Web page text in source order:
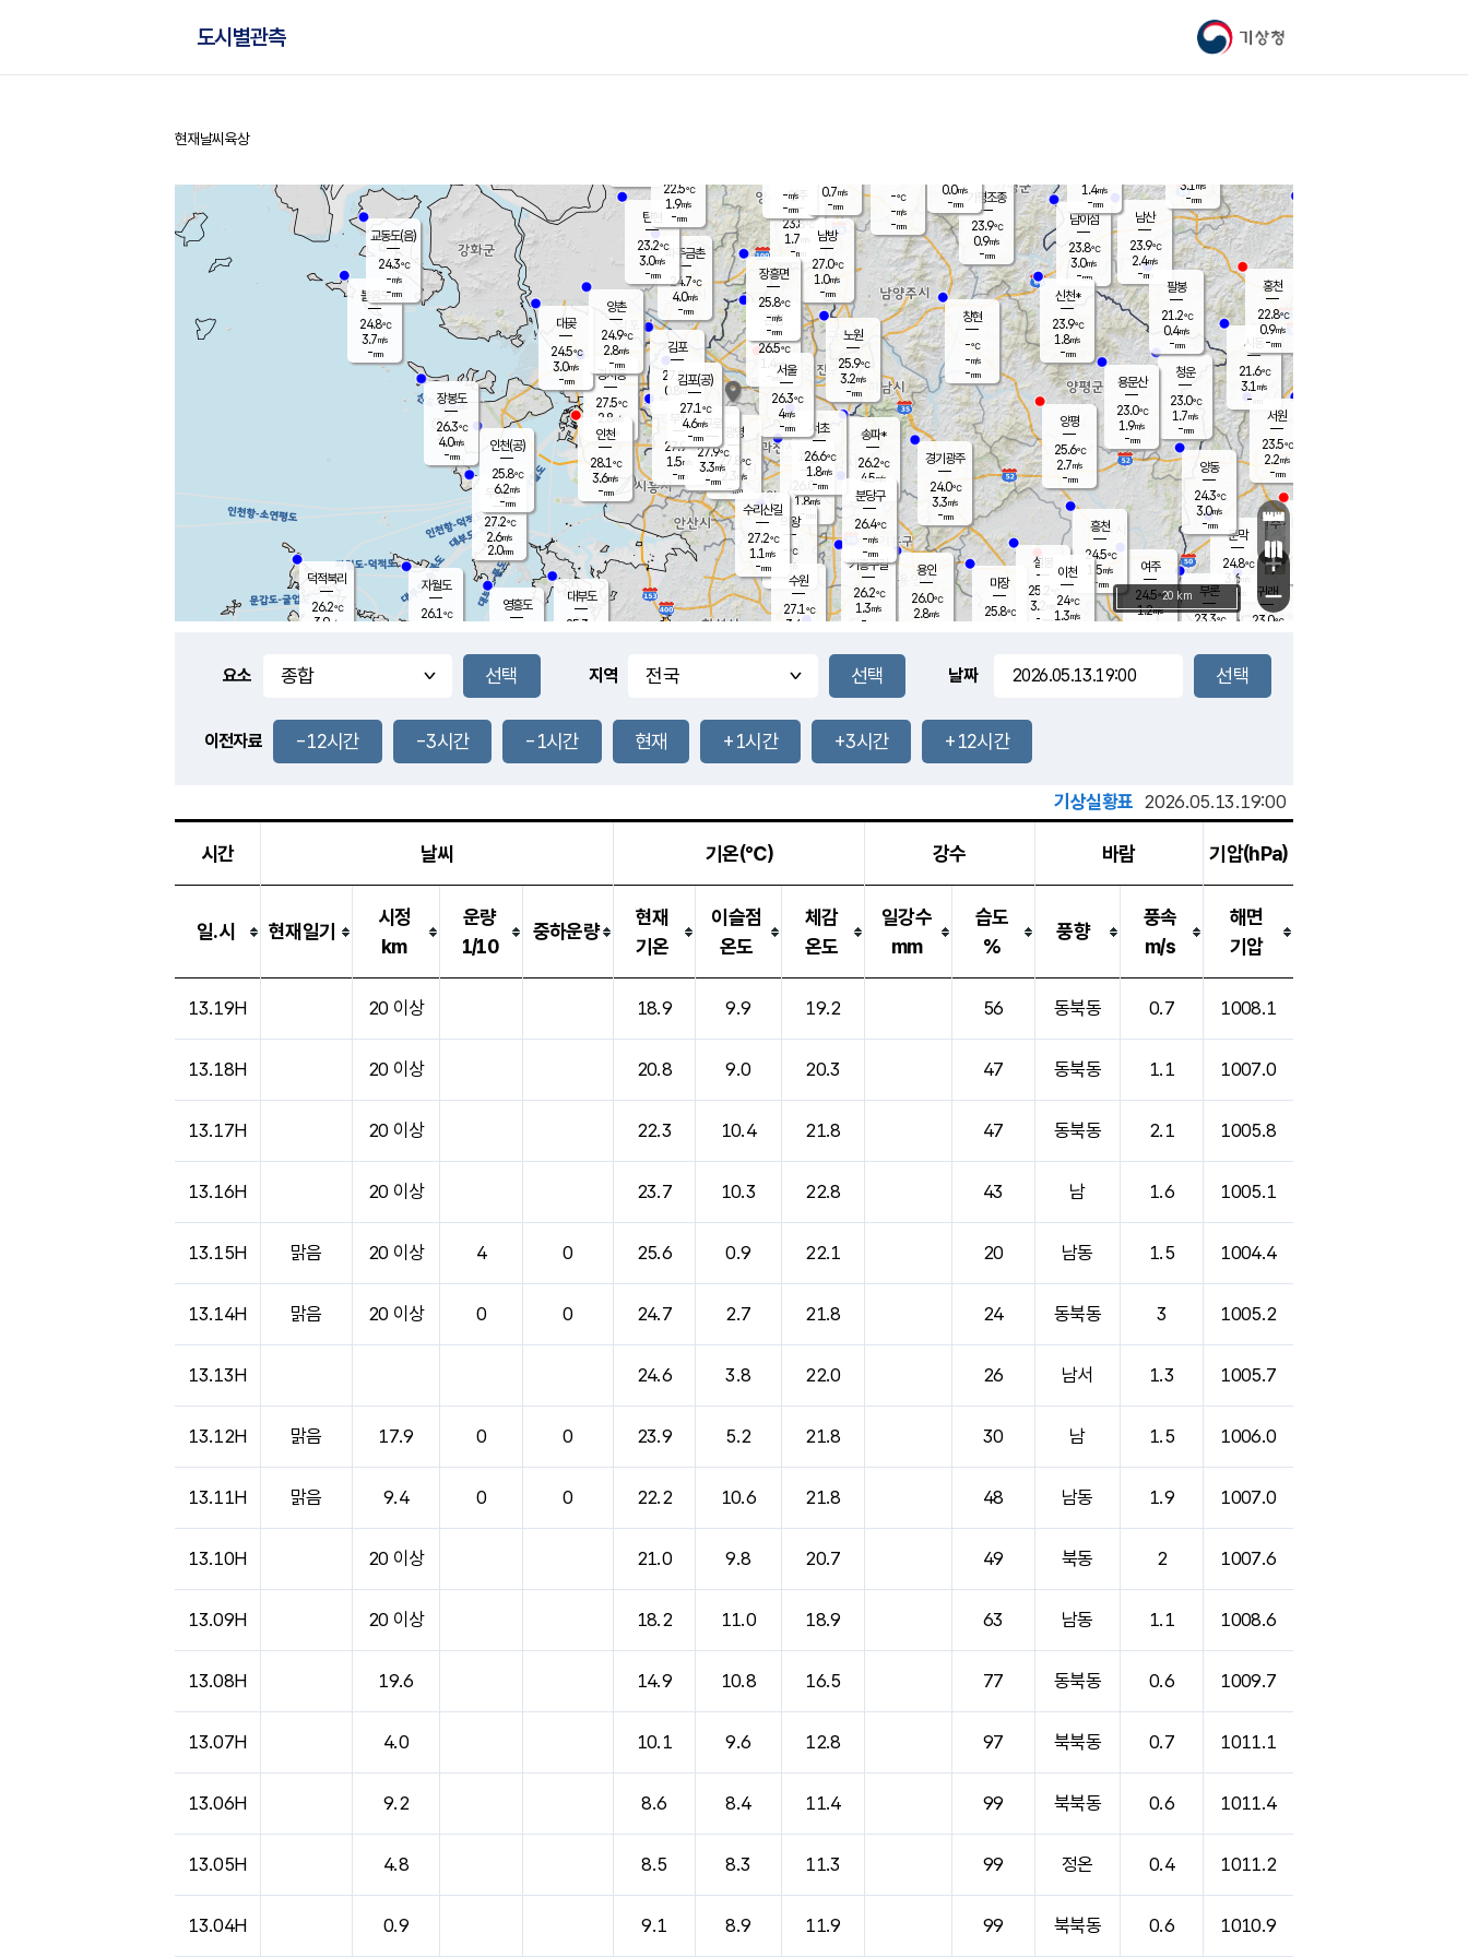
기상청
도시별관측
홈
현재날씨 육상
풍도
3.1m/s
0.5
문막
24.8℃
3.6m/s
mm
남이섬
23.8℃
3.0m/s
-mm
무의도
27.2℃
2.6m/s
2.0mm
영흥도
볼음도
24.8℃
3.7m/s
-mm
자월도
26.1℃
양주
23.8℃
1.7
-mm
부론
23.3℃
과천
26.0℃
1.8m/s
- mm
남산
23.9℃
2.4m/s
-mm
장봉도
26.3℃
4.0m/s
-mm
9.0mm
청운
23.0℃
1.7m/s
-mm
팔봉
21.2℃
0.4m/s
-mm
-mm
용인
26.0℃
2.8m/s
여주
24.5℃
1.2m/s
양동
24.3℃
3.0m/s
-mm
경기광주
24.0℃
3.3m/s
-mm
장호원
1.4m/s
-mm
25.4
℃
대부도
25.3
-
경서동
27.5℃
2.8 m/s
-mm
파주금촌
24.7℃
4.0m/s
-mm
가평조종
23.9℃
0.9m/s
-mm
-℃
-m/s
-mm
대곶
24.5℃
3.0m/s
-mm
신천*
23.9℃
1.8m/s
-mm
창현
-℃
-m/s
-mm
탄현
23.2℃
3.0m/s
-mm
0.0m/s
-mm
25.9℃
1.2m/s
-mm
흥천
24.5℃
1.5m/s
-mm
마장
25.8℃
의왕
- ℃
m/s
mm
김포
27.0℃
0.8 m/s
mm
설봉
25.2
3.2
- mm
광명
27.8 ℃
2.3 m/s
-mm
부천
27.9℃
1.5m/s
-mm
-mm
양촌
24.9℃
2.8m/s
-mm
구로
27.9℃
3.3m/s
-mm
은평
26.5℃
1.4 m/s
- mm
노원
25.9℃
3.2m/s
-mm
송파*
26.2℃
4.5m/s
-mm
서초
26.6℃
1.8m/s
-mm
남방
27.0℃
1.0m/s
-mm
기흥구갈
26.2℃
1.3m/s
-
수리산길
27.2℃
1.1 m/s
-mm
분당구
26.4℃
-m/s
-mm
장흥면
25.8℃
-m/s
-mm
-m/s
-mm
시동
21.6℃
3.1 m/s
- mm
귀래
23.0℃
서원
23.5℃
2.2m/s
-mm
용문산
23.0℃
1.9m/s
-mm
덕적북리
26.2℃
3.9m/s
인천(공)
25.8℃
6.2m/s
-mm
김포(공)
27.1℃
4.6m/s
-mm
교동도(음)
24.3℃
-m/s
-mm
홍천
22.8℃
0.9m/s
-mm
이천
24℃
1.3m/s
양평
25.6℃
2.7m/s
-mm
수원
27.1℃
3.4 m/s
인천
28.1℃
3.6m/s
-mm
서울
26.3℃
4m/s
-mm
3.1 m/s
-mm
22.5℃
1.9m/s
-mm
0.7m/s
-mm
+
−
20 km
요소 지역 날짜
이전자료 -12시간 -3시간 -1시간 현재 +1시간 +3시간 +12시간
기상실황표 2026.05.13.19:00
시간 날씨 기온(℃) 강수 바람 기압(hPa)
일.시 현재일기
시정
km
운량
1/10
중하운량
현재
기온
이슬점
온도
체감
온도
일강수
mm
습도
%
풍향
풍속
m/s
해면
기압
13.19H 20 이상 18.9 9.9 19.2 56 동북동 0.7 1008.1
13.18H 20 이상 20.8 9.0 20.3 47 동북동 1.1 1007.0
13.17H 20 이상 22.3 10.4 21.8 47 동북동 2.1 1005.8
13.16H 20 이상 23.7 10.3 22.8 43 남 1.6 1005.1
13.15H 맑음 20 이상 4 0 25.6 0.9 22.1 20 남동 1.5 1004.4
13.14H 맑음 20 이상 0 0 24.7 2.7 21.8 24 동북동 3 1005.2
13.13H 24.6 3.8 22.0 26 남서 1.3 1005.7
13.12H 맑음 17.9 0 0 23.9 5.2 21.8 30 남 1.5 1006.0
13.11H 맑음 9.4 0 0 22.2 10.6 21.8 48 남동 1.9 1007.0
13.10H 20 이상 21.0 9.8 20.7 49 북동 2 1007.6
13.09H 20 이상 18.2 11.0 18.9 63 남동 1.1 1008.6
13.08H 19.6 14.9 10.8 16.5 77 동북동 0.6 1009.7
13.07H 4.0 10.1 9.6 12.8 97 북북동 0.7 1011.1
13.06H 9.2 8.6 8.4 11.4 99 북북동 0.6 1011.4
13.05H 4.8 8.5 8.3 11.3 99 정온 0.4 1011.2
13.04H 0.9 9.1 8.9 11.9 99 북북동 0.6 1010.9